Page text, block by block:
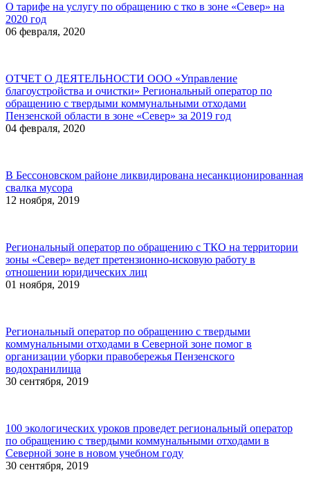
О тарифе на услугу по обращению с тко в зоне «Север» на
2020 год
06 февраля, 2020
ОТЧЕТ О ДЕЯТЕЛЬНОСТИ ООО «Управление
благоустройства и очистки» Региональный оператор по
обращению с твердыми коммунальными отходами
Пензенской области в зоне «Север» за 2019 год
04 февраля, 2020
В Бессоновском районе ликвидирована несанкционированная
свалка мусора
12 ноября, 2019
Региональный оператор по обращению с ТКО на территории
зоны «Север» ведет претензионно-исковую работу в
отношении юридических лиц
01 ноября, 2019
Региональный оператор по обращению с твердыми
коммунальными отходами в Северной зоне помог в
организации уборки правобережья Пензенского
водохранилища
30 сентября, 2019
100 экологических уроков проведет региональный оператор
по обращению с твердыми коммунальными отходами в
Северной зоне в новом учебном году
30 сентября, 2019